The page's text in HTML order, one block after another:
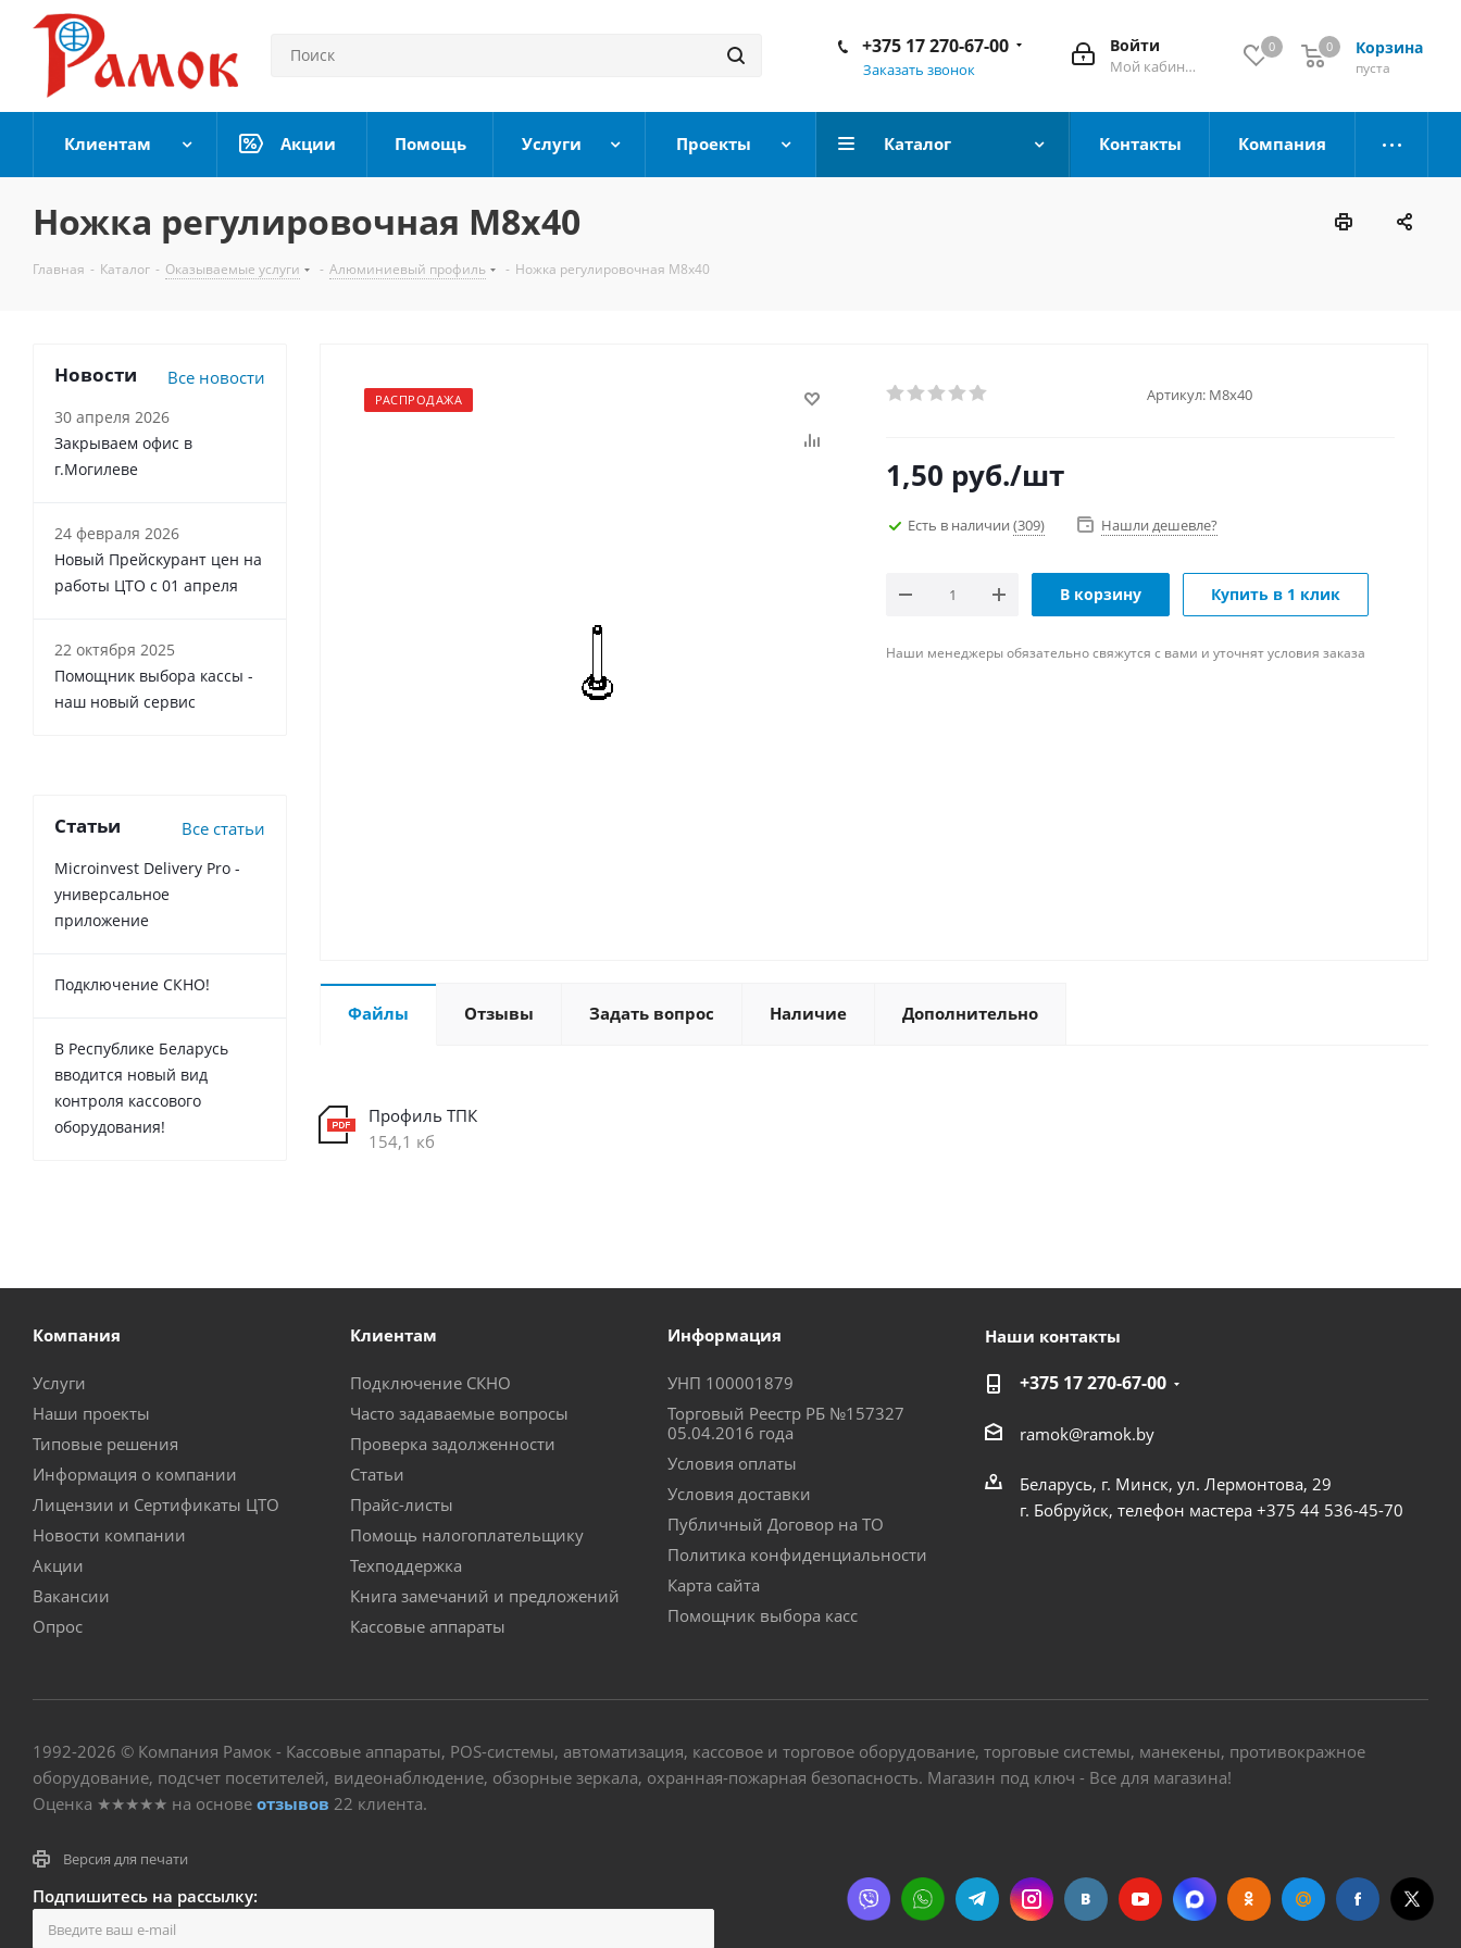
0 Корзина
пуста
0
Войти
Мой кабинет
+375 17 270-67-00
Заказать звонок
Клиентам Акции Помощь Услуги Проекты Каталог Контакты Компания
Ножка регулировочная М8х40
Главная - Каталог - Оказываемые услуги - Алюминиевый профиль - Ножка регулировочная М8х40
РАСПРОДАЖА Артикул: М8х40
1,50 руб./шт
Есть в наличии (309) Нашли дешевле?
В корзину Купить в 1 клик
Наши менеджеры обязательно свяжутся с вами и уточнят условия заказа
Файлы Отзывы Задать вопрос Наличие Дополнительно
Профиль ТПК
154,1 кб
Новости Все новости
30 апреля 2026
Закрываем офис в
г.Могилеве
24 февраля 2026
Новый Прейскурант цен на
работы ЦТО с 01 апреля
22 октября 2025
Помощник выбора кассы -
наш новый сервис
Статьи Все статьи
Microinvest Delivery Pro -
универсальное
приложение
Подключение СКНО!
В Республике Беларусь
вводится новый вид
контроля кассового
оборудования!
Компания
Услуги
Наши проекты
Типовые решения
Информация о компании
Лицензии и Сертификаты ЦТО
Новости компании
Акции
Вакансии
Опрос
Клиентам
Подключение СКНО
Часто задаваемые вопросы
Проверка задолженности
Статьи
Прайс-листы
Помощь налогоплательщику
Техподдержка
Книга замечаний и предложений
Кассовые аппараты
Информация
УНП 100001879
Торговый Реестр РБ №157327
05.04.2016 года
Условия оплаты
Условия доставки
Публичный Договор на ТО
Политика конфиденциальности
Карта сайта
Помощник выбора касс
Наши контакты
+375 17 270-67-00
ramok@ramok.by
Беларусь, г. Минск, ул. Лермонтова, 29
г. Бобруйск, телефон мастера +375 44 536-45-70
1992-2026 © Компания Рамок - Кассовые аппараты, POS-системы, автоматизация, кассовое и торговое оборудование, торговые системы, манекены, противокражное
оборудование, подсчет посетителей, видеонаблюдение, обзорные зеркала, охранная-пожарная безопасность. Магазин под ключ - Все для магазина!
Оценка ★★★★★ на основе отзывов 22 клиента.
Версия для печати
Подпишитесь на рассылку: